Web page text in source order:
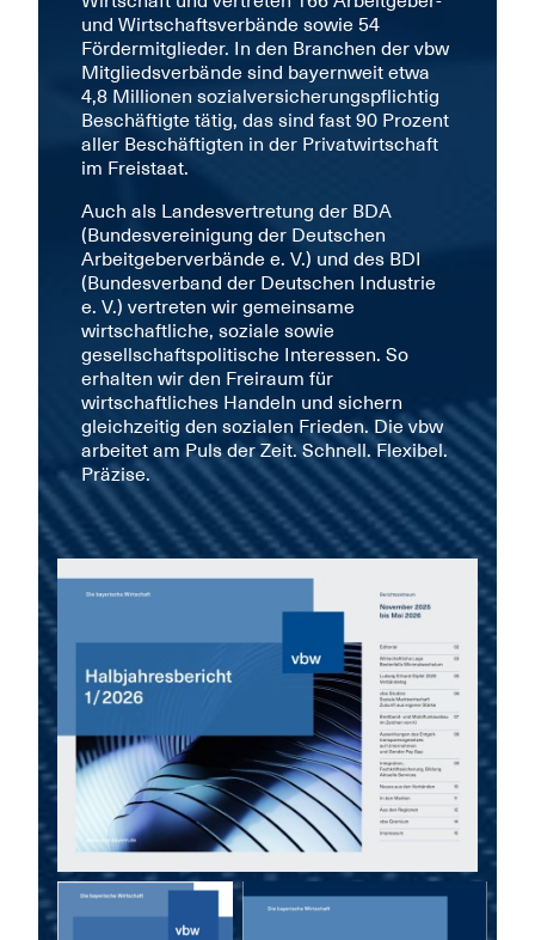
und Wirtschaftsverbände sowie 54
Fördermitglieder. In den Branchen der vbw
Mitgliedsverbände sind bayernweit etwa
4,8 Millionen sozialversicherungspflichtig
Beschäftigte tätig, das sind fast 90 Prozent
aller Beschäftigten in der Privatwirtschaft
im Freistaat.
Auch als Landesvertretung der BDA
(Bundesvereinigung der Deutschen
Arbeitgeberverbände e. V.) und des BDI
(Bundesverband der Deutschen Industrie
e. V.) vertreten wir gemeinsame
wirtschaftliche, soziale sowie
gesellschaftspolitische Interessen. So
erhalten wir den Freiraum für
wirtschaftliches Handeln und sichern
gleichzeitig den sozialen Frieden. Die vbw
arbeitet am Puls der Zeit. Schnell. Flexibel.
Präzise.